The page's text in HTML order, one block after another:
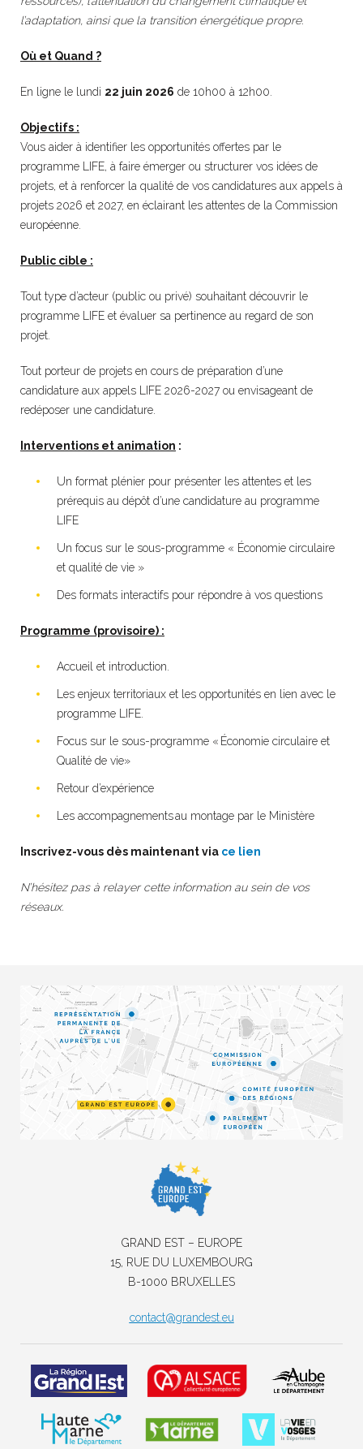
l’adaptation, ainsi que la transition énergétique propre.
Où et Quand ?
En ligne le lundi 22 juin 2026 de 10h00 à 12h00.
Objectifs :
Vous aider à identifier les opportunités offertes par le
programme LIFE, à faire émerger ou structurer vos idées de
projets, et à renforcer la qualité de vos candidatures aux appels à
projets 2026 et 2027, en éclairant les attentes de la Commission
européenne.
Public cible :
Tout type d’acteur (public ou privé) souhaitant découvrir le
programme LIFE et évaluer sa pertinence au regard de son
projet.
Tout porteur de projets en cours de préparation d’une
candidature aux appels LIFE 2026-2027 ou envisageant de
redéposer une candidature.
Interventions et animation :
Un format plénier pour présenter les attentes et les
prérequis au dépôt d’une candidature au programme
LIFE
Un focus sur le sous-programme « Économie circulaire
et qualité de vie »
Des formats interactifs pour répondre à vos questions
Programme (provisoire) :
Accueil et introduction.
Les enjeux territoriaux et les opportunités en lien avec le
programme LIFE.
Focus sur le sous-programme « Économie circulaire et
Qualité de vie»
Retour d’expérience
Les accompagnements au montage par le Ministère
Inscrivez-vous dès maintenant via ce lien
N’hésitez pas à relayer cette information au sein de vos
réseaux.
GRAND EST – EUROPE
15, RUE DU LUXEMBOURG
B-1000 BRUXELLES
contact@grandest.eu